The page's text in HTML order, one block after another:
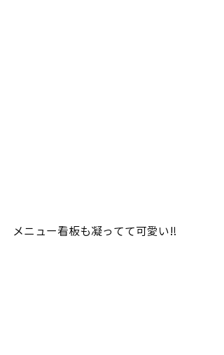
メニュー看板も凝ってて可愛い‼️